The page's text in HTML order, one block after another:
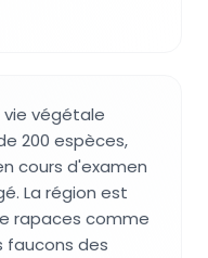
vie végétale
200 espèces,
cours d'examen
La région est
rapaces comme
faucons des